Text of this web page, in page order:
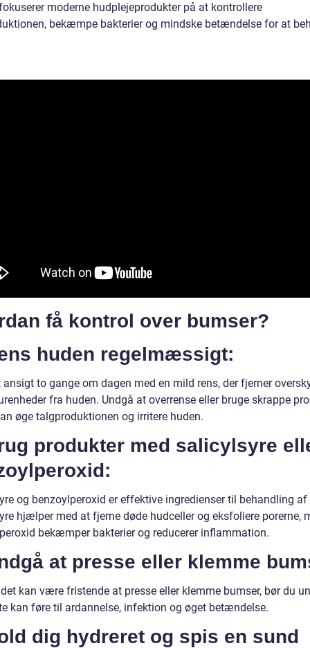
moderne hudplejeprodukter på at kontrollere
bekæmpe bakterier og mindske betændelse for at
få kontrol over bumser?
huden regelmæssigt:
ansigt to gange om dagen med en mild rens, der fjerner
fra huden. Undgå at overrense eller bruge skrappe
øge talgproduktionen og irritere huden.
produkter med salicylsyre
og benzoylperoxid er effektive ingredienser til behandling af
hjælper med at fjerne døde hudceller og eksfoliere porerne,
bekæmper bakterier og reducerer inflammation.
at presse eller klemme
kan være fristende at presse eller klemme bumser, bør du
kan føre til ardannelse, infektion og øget betændelse.
dig hydreret og spis en sund